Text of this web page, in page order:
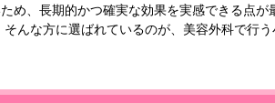
め、長期的かつ確実な効果を実感できる点
そんな方に選ばれているのが、美容外科で行う